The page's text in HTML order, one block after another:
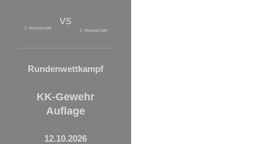
2. Mannschaft
vs
2. Mannschaft
Rundenwettkampf
KK-Gewehr
Auflage
12.10.2026